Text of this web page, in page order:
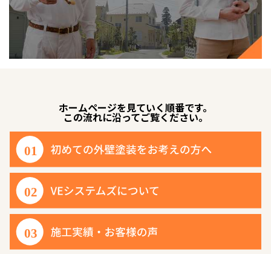
ホームページを見ていく順番です。
この流れに沿ってご覧ください。